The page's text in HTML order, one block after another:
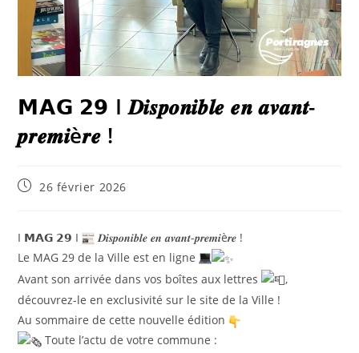
𝗠𝗔𝗚 𝟮𝟵 I 𝑫𝒊𝒔𝒑𝒐𝒏𝒊𝒃𝒍𝒆 𝒆𝒏 𝒂𝒗𝒂𝒏𝒕-
𝒑𝒓𝒆𝒎𝒊è𝒓𝒆 !
26 février 2026
I 𝗠𝗔𝗚 𝟮𝟵 I
𝑫𝒊𝒔𝒑𝒐𝒏𝒊𝒃𝒍𝒆 𝒆𝒏 𝒂𝒗𝒂𝒏𝒕-𝒑𝒓𝒆𝒎𝒊è𝒓𝒆 !
Le MAG 29 de la Ville est en ligne
Avant son arrivée dans vos boîtes aux lettres
,
découvrez-le en exclusivité sur le site de la Ville !
Au sommaire de cette nouvelle édition
Toute l’actu de votre commune :